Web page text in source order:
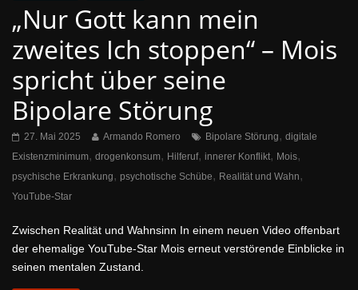
„Nur Gott kann mein
zweites Ich stoppen“ – Mois
spricht über seine
Bipolare Störung
27. Mai 2025 Armando Romero Bipolare Störung, digitale
Existenzminimum, drogenkonsum, Hilferuf, innerer Konflikt, Mois,
psychische Erkrankung, psychotische Schübe, Realität und Wahn,
YouTube-Star
Zwischen Realität und Wahnsinn In einem neuen Video offenbart
der ehemalige YouTube-Star Mois erneut verstörende Einblicke in
seinen mentalen Zustand.